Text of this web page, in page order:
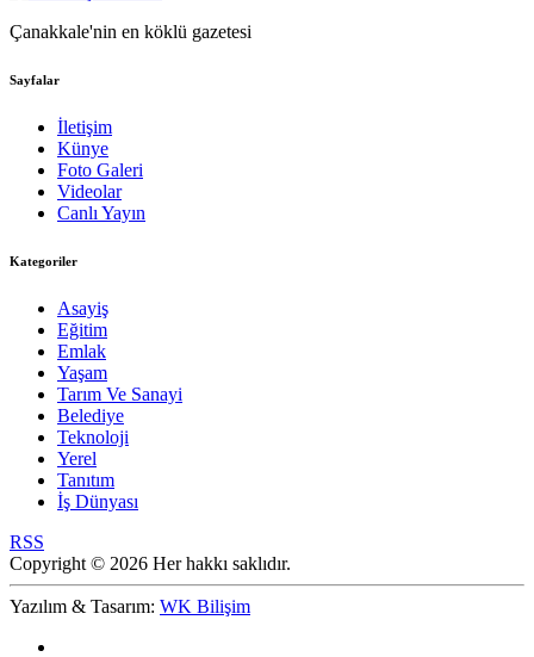
Çanakkale'nin en köklü gazetesi
Sayfalar
İletişim
Künye
Foto Galeri
Videolar
Canlı Yayın
Kategoriler
Asayiş
Eğitim
Emlak
Yaşam
Tarım Ve Sanayi
Belediye
Teknoloji
Yerel
Tanıtım
İş Dünyası
RSS
Copyright © 2026 Her hakkı saklıdır.
Yazılım & Tasarım: WK Bilişim